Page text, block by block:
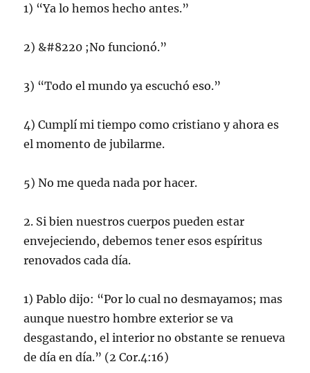
1) “Ya lo hemos hecho antes.”
2) &#8220 ;No funcionó.”
3) “Todo el mundo ya escuchó eso.”
4) Cumplí mi tiempo como cristiano y ahora es
el momento de jubilarme.
5) No me queda nada por hacer.
2. Si bien nuestros cuerpos pueden estar
envejeciendo, debemos tener esos espíritus
renovados cada día.
1) Pablo dijo: “Por lo cual no desmayamos; mas
aunque nuestro hombre exterior se va
desgastando, el interior no obstante se renueva
de día en día.” (2 Cor.4:16)